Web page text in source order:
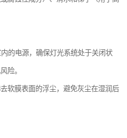
的电源，确保灯光系统处于关闭状
险。
软膜表面的浮尘，避免灰尘在湿润后